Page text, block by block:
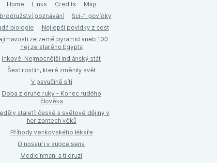
Home Links Credits
Map
poznávání
Sci-fi povídky
biologie
Nejlepší povídky z cest
ze země pyramid aneb 100
nej ze starého Egypta
Inkové: Nejmocnější indiánský stát
Šest rostlin, které změnily svět
V pavučině sítí
Doba z druhé ruky - Konec rudého
člověka
staletí: české a světové dějiny v
horizontech věků
Příhody venkovského lékaře
Dinosauři v kupce sena
Medicínmani a ti druzí